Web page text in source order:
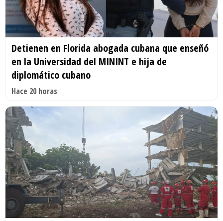
Detienen en Florida abogada cubana que enseñó
en la Universidad del MININT e hija de
diplomático cubano
Hace 20 horas